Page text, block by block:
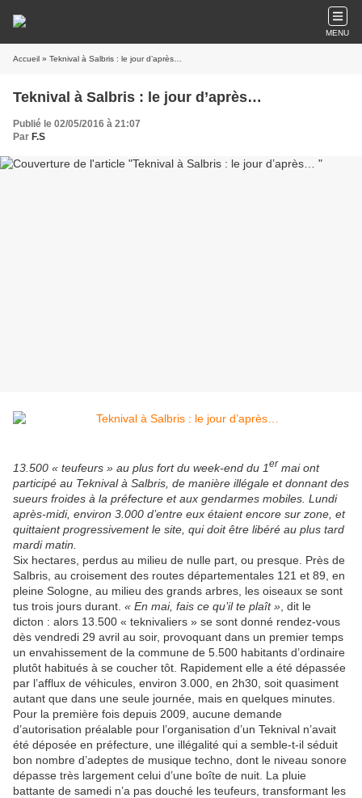
MENU
Accueil » Teknival à Salbris : le jour d’après…
Teknival à Salbris : le jour d’après…
Publié le 02/05/2016 à 21:07
Par F.S
13.500 « teufeurs » au plus fort du week-end du 1er mai ont
participé au Teknival à Salbris, de manière illégale et donnant des
sueurs froides à la préfecture et aux gendarmes mobiles. Lundi
après-midi, environ 3.000 d’entre eux étaient encore sur zone, et
quittaient progressivement le site, qui doit être libéré au plus tard
mardi matin.
Six hectares, perdus au milieu de nulle part, ou presque. Près de
Salbris, au croisement des routes départementales 121 et 89, en
pleine Sologne, au milieu des grands arbres, les oiseaux se sont
tus trois jours durant. « En mai, fais ce qu’il te plaît » , dit le
dicton : alors 13.500 « teknivaliers » se sont donné rendez-vous
dès vendredi 29 avril au soir, provoquant dans un premier temps
un envahissement de la commune de 5.500 habitants d’ordinaire
plutôt habitués à se coucher tôt. Rapidement elle a été dépassée
par l’afflux de véhicules, environ 3.000, en 2h30, soit quasiment
autant que dans une seule journée, mais en quelques minutes.
Pour la première fois depuis 2009, aucune demande
d’autorisation préalable pour l’organisation d’un Teknival n’avait
été déposée en préfecture, une illégalité qui a semble-t-il séduit
bon nombre d’adeptes de musique techno, dont le niveau sonore
dépasse très largement celui d’une boîte de nuit. La pluie
battante de samedi n’a pas douché les teufeurs, transformant les